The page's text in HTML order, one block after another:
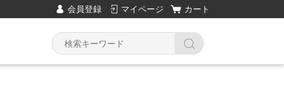
会員登録 マイページ カート